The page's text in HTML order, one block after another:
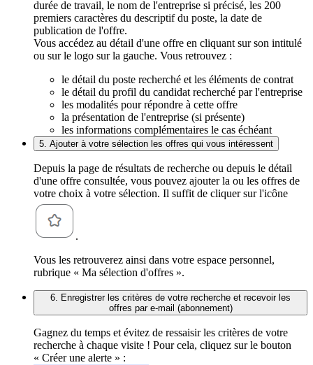
durée de travail, le nom de l'entreprise si précisé, les 200
premiers caractères du descriptif du poste, la date de
publication de l'offre.
Vous accédez au détail d'une offre en cliquant sur son intitulé
ou sur le logo sur la gauche. Vous retrouvez :
le détail du poste recherché et les éléments de contrat
le détail du profil du candidat recherché par l'entreprise
les modalités pour répondre à cette offre
la présentation de l'entreprise (si présente)
les informations complémentaires le cas échéant
5. Ajouter à votre sélection les offres qui vous intéressent
Depuis la page de résultats de recherche ou depuis le détail
d'une offre consultée, vous pouvez ajouter la ou les offres de
votre choix à votre sélection. Il suffit de cliquer sur l'icône
.
Vous les retrouverez ainsi dans votre espace personnel,
rubrique « Ma sélection d'offres ».
6. Enregistrer les critères de votre recherche et recevoir les
offres par e-mail (abonnement)
Gagnez du temps et évitez de ressaisir les critères de votre
recherche à chaque visite ! Pour cela, cliquez sur le bouton
« Créer une alerte » :